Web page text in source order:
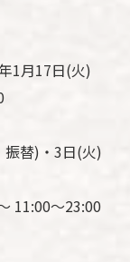
1月17日(火)
振替)・3日(火)
11:00～23:00